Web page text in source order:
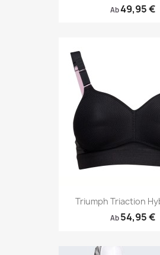
Ab49,95 €
Triumph Triaction
Ab 54,95 €